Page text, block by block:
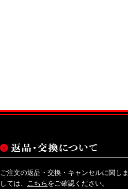
ご注文の返品・交換・キャンセルに関しま
しては、 こちら をご確認ください。